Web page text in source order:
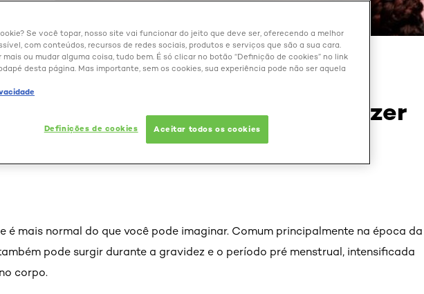
para pele com acne
explica como fazer
é mais normal do que você pode imaginar. Comum principalmente na época da
pode surgir durante a gravidez e o período pré menstrual, intensificada
corpo.
Se você topar, nosso site vai funcionar do jeito que deve ser, oferecendo a melhor
com conteúdos, recursos de redes sociais, produtos e serviços que são a sua cara.
mais ou mudar alguma coisa, tudo bem. É só clicar no botão “Definição de cookies” no link
desta página. Mas importante, sem os cookies, sua experiência pode não ser aquela
Definições de cookies Aceitar todos os cookies